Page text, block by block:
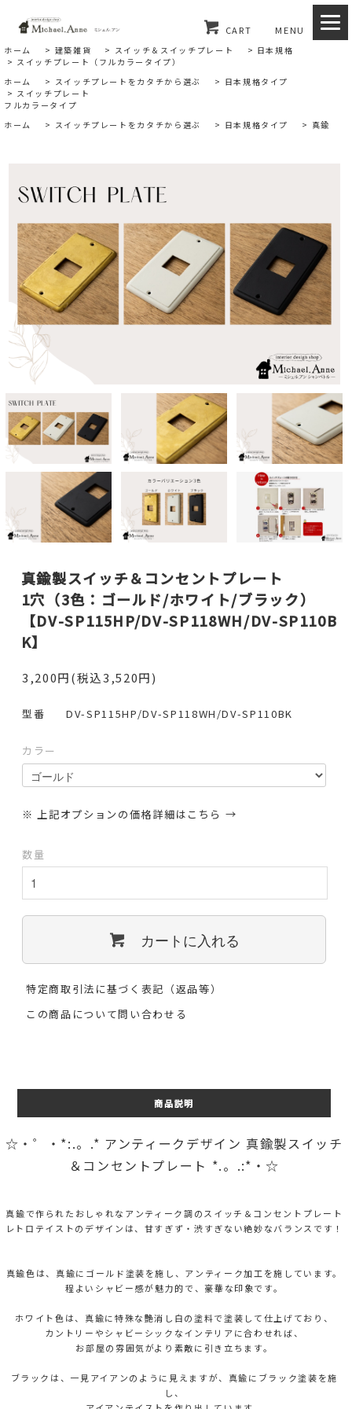
CART MENU
ホーム > 建築雑貨 > スイッチ＆スイッチプレート > 日本規格
> スイッチプレート（フルカラータイプ）
ホーム
> スイッチプレートをカタチから選ぶ > 日本規格タイプ
> スイッチプレート
フルカラータイプ
ホーム
> スイッチプレートをカタチから選ぶ > 日本規格タイプ > 真鍮
真鍮製スイッチ＆コンセントプレート
1穴（3色：ゴールド/ホワイト/ブラック）
【DV-SP115HP/DV-SP118WH/DV-SP110B
K】
3,200円(税込3,520円)
型番 DV-SP115HP/DV-SP118WH/DV-SP110BK
カラー
※ 上記オプションの価格詳細はこちら →
数量
カートに入れる
特定商取引法に基づく表記（返品等）
この商品について問い合わせる
商品説明
☆・゜・*:.。.* アンティークデザイン 真鍮製スイッチ
＆コンセントプレート *.。.:*・☆
真鍮で作られたおしゃれなアンティーク調のスイッチ＆コンセントプレート
レトロテイストのデザインは、甘すぎず・渋すぎない絶妙なバランスです！
真鍮色は、真鍮にゴールド塗装を施し、アンティーク加工を施しています。
程よいシャビー感が魅力的で、豪華な印象です。
ホワイト色は、真鍮に特殊な艶消し白の塗料で塗装して仕上げており、
カントリーやシャビーシックなインテリアに合わせれば、
お部屋の雰囲気がより素敵に引き立ちます。
ブラックは、一見アイアンのように見えますが、真鍮にブラック塗装を施
し、